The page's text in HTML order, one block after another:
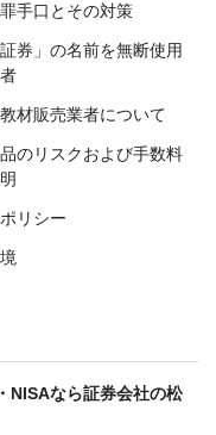
手口とその対策
証券」の名前を無断使用
材販売業者について
のリスクおよび手数料
リシー
NISAなら証券会社の松